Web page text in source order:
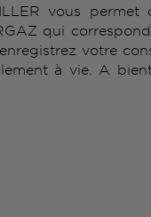
vous
qui
votre
à vie. A